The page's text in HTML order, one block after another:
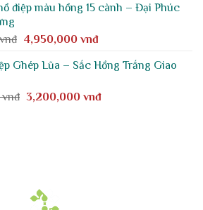
4,062,500 vnđ. là:
điệp màu hồng 15 cành – Đại Phúc
vnđ Giá
là:
4,950,000 vnđGiá
tại
4,950,000 vnđ.
Ghép Lũa – Sắc Hồng Trắng Giao
vnđ Giá
3,200,000 vnđGiá